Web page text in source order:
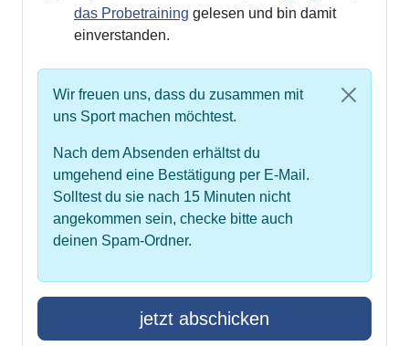
das Probetraining gelesen und bin damit
einverstanden.
Wir freuen uns, dass du zusammen mit
uns Sport machen möchtest.
Nach dem Absenden erhältst du
umgehend eine Bestätigung per E-Mail.
Solltest du sie nach 15 Minuten nicht
angekommen sein, checke bitte auch
deinen Spam-Ordner.
jetzt abschicken